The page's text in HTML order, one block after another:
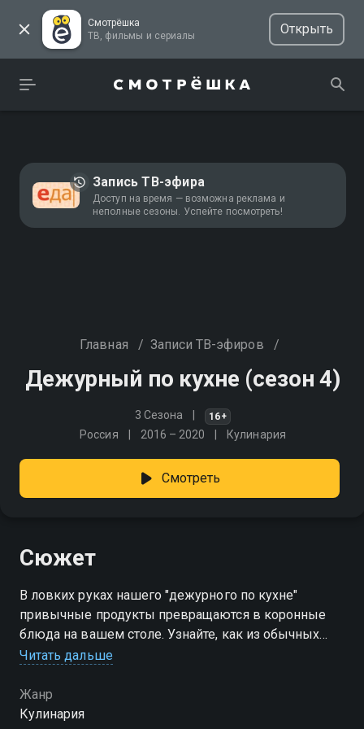
Смотрёшка
ТВ, фильмы и сериалы
Открыть
Запись ТВ-эфира
Доступ на время — возможна реклама и
неполные сезоны. Успейте посмотреть!
Главная / Записи ТВ-эфиров /
Дежурный по кухне (сезон 4)
3 Сезона 16+
Россия 2016 – 2020 Кулинария
Смотреть
Сюжет
В ловких руках нашего "дежурного по кухне"
привычные продукты превращаются в коронные
блюда на вашем столе. Узнайте, как из обычных
ингредиентов можно приготовить разнообразные
другому
Читать дальше
Жанр
Кулинария